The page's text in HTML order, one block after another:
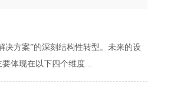
决方案”的深刻结构性转型。未来的设
体现在以下四个维度...